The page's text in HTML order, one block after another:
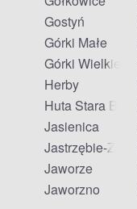
Gostyń
Górki Małe
Górki Wielkie
Herby
Huta Stara B
Jasienica
Jastrzębie-Zdrój
Jaworze
Jaworzno